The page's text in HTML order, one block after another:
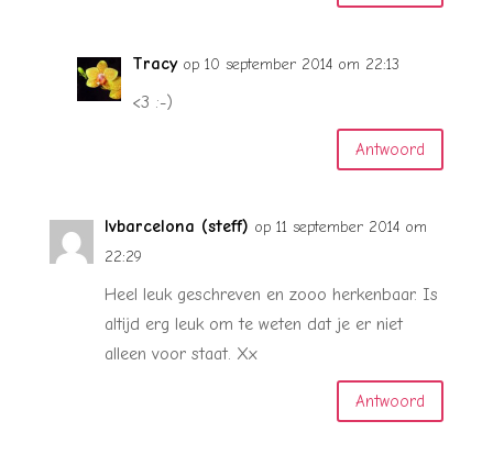
Tracy op 10 september 2014 om 22:13
<3 :-)
Antwoord
lvbarcelona (steff) op 11 september 2014 om
22:29
Heel leuk geschreven en zooo herkenbaar. Is
altijd erg leuk om te weten dat je er niet
alleen voor staat. Xx
Antwoord